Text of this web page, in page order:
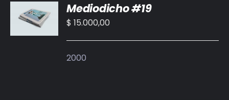
AL
CARRITO
/
Mediodicho #19
$ 15.000,00
2000